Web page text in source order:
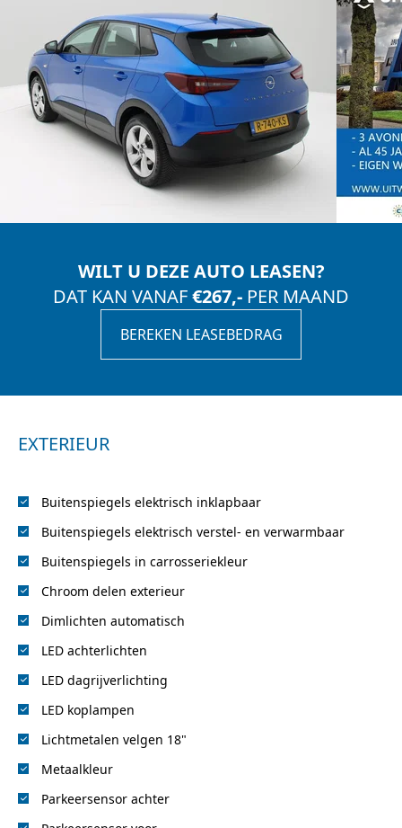
WILT U DEZE AUTO LEASEN?
DAT KAN VANAF€267,- PER MAAND
BEREKEN LEASEBEDRAG
EXTERIEUR
Buitenspiegels elektrisch inklapbaar
Buitenspiegels elektrisch verstel- en verwarmbaar
Buitenspiegels in carrosseriekleur
Chroom delen exterieur
Dimlichten automatisch
LED achterlichten
LED dagrijverlichting
LED koplampen
Lichtmetalen velgen 18"
Metaalkleur
Parkeersensor achter